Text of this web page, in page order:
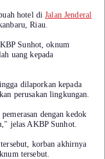
hotel diJalan Jenderal
Riau.
Sunhot, oknum
uang kepada
dilaporkan kepada
perusakan lingkungan.
dengan kedok
jelas AKBP Sunhot.
korban akhirnya
tersebut.